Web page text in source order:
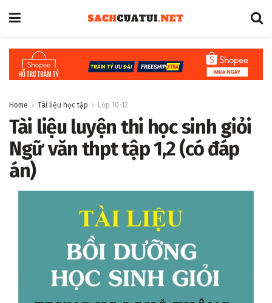
Home Tài liệu học tập Lớp 10-12
Tài liệu luyện thi học sinh giỏi
Ngữ văn thpt tập 1,2 (có đáp
án)